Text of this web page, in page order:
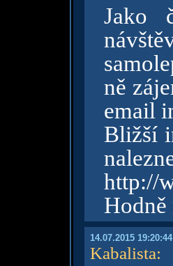
Jako
ně
email
Bližší
http://
Hodně
14.07.2015 19:20:44
Kabalista: